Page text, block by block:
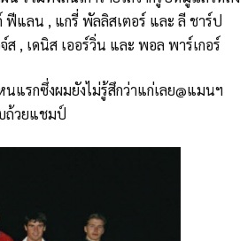
ฟีแลน , แกรี่ พัลลิสเตอร์ และ ลี ชาร์ป
, เดนิส เออร์วิ่น และ พอล พาร์เกอร์
แรกซึ่งผมยังไม่รู้สึกว่าแก่เลย@แมนฯ
ถ้วยแชมป์